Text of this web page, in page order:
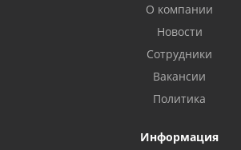
О компании
Новости
Сотрудники
Вакансии
Политика
Информация